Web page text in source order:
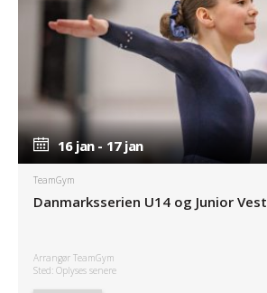
16 jan - 17 jan
16 jan - 17 jan
TeamGym
Danmarksserien U14 og Junior Vest
Arrangør TeamGym
Sted: Oplyses senere